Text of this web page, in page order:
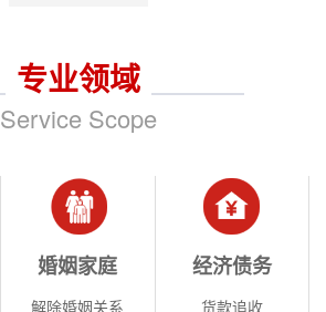
专业领域
Service Scope
婚姻家庭
解除婚姻关系
经济债务
货款追收